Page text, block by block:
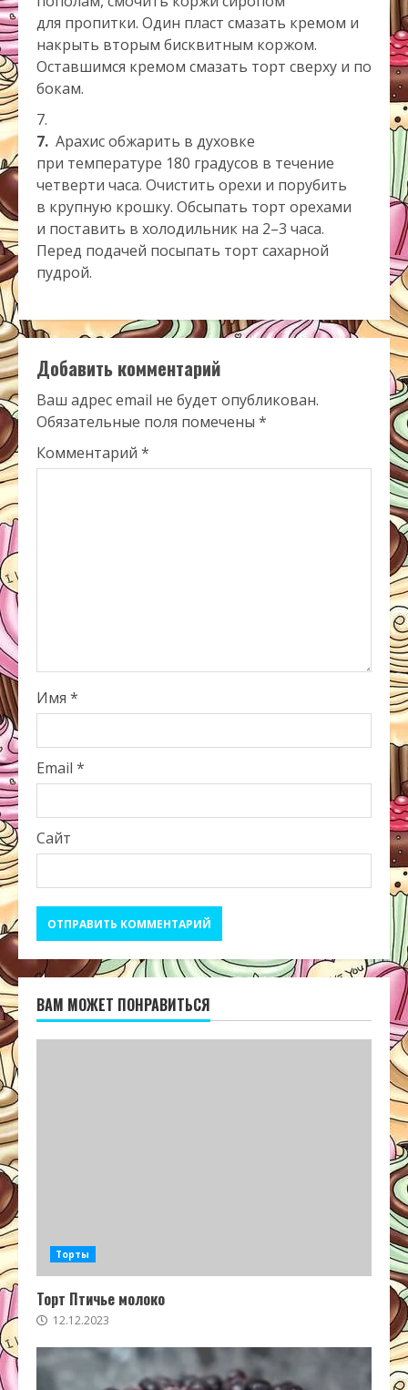
для пропитки. Один пласт смазать кремом и
накрыть вторым бисквитным коржом.
Оставшимся кремом смазать торт сверху и по
бокам.
7. Арахис обжарить в духовке
при температуре 180 градусов в течение
четверти часа. Очистить орехи и порубить
в крупную крошку. Обсыпать торт орехами
и поставить в холодильник на 2–3 часа.
Перед подачей посыпать торт сахарной
пудрой.
Добавить комментарий
Ваш адрес email не будет опубликован.
Обязательные поля помечены *
Комментарий *
Имя *
Email *
Сайт
ВАМ МОЖЕТ ПОНРАВИТЬСЯ
Торты
Торт Птичье молоко
12.12.2023